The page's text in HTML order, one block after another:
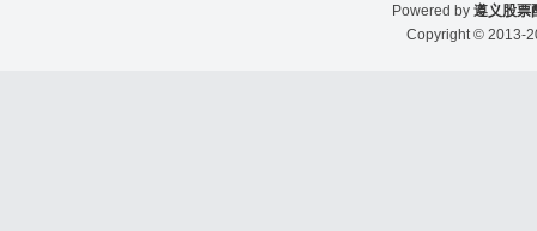
Powered by 遵义股票
Copyright © 2013-